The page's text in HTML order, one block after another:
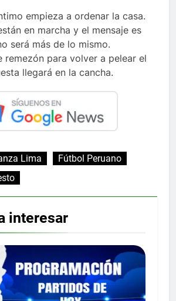
empieza a ordenar la casa.
en marcha y el mensaje es
será más de lo mismo.
remezón para volver a pelear el
llegará en la cancha.
Lima
Fútbol Peruano
interesar